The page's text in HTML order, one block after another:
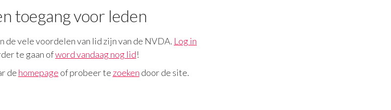
toegang voor leden
de vele voordelen van lid zijn van de NVDA. Log in
te gaan ofword vandaag nog lid!
de homepage of probeer te zoeken door de site.